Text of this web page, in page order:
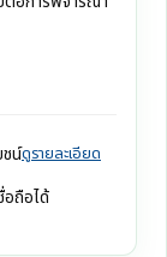
น์ดูรายละเอียด
ถือได้